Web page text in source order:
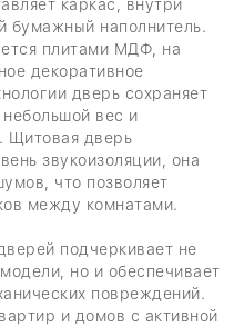
каркас, внутри
бумажный наполнитель.
плитами МДФ, на
декоративное
дверь сохраняет
вес и
Щитовая дверь
звукоизоляции, она
что позволяет
между комнатами.
подчеркивает не
но и обеспечивает
повреждений.
и домов с активной